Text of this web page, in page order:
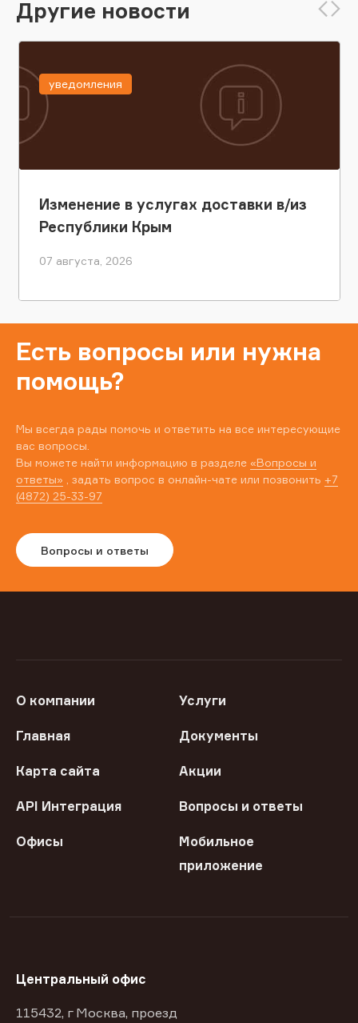
Другие новости
Изменение в услугах доставки в/из
Республики Крым
07 августа, 2026
уведомления
Есть вопросы или нужна
помощь?
Мы всегда рады помочь и ответить на все интересующие
вас вопросы.
Вы можете найти информацию в разделе «Вопросы и
ответы» , задать вопрос в онлайн-чате или позвонить +7
(4872) 25-33-97
Вопросы и ответы
О компании Услуги
Главная Документы
Карта сайта Акции
API Интеграция Вопросы и ответы
Офисы
Мобильное
приложение
Центральный офис
115432, г Москва, проезд